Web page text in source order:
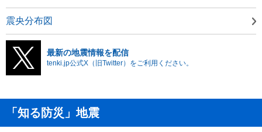
震央分布図
最新の地震情報を配信
tenki.jp公式X（旧Twitter）をご利用ください。
「知る防災」地震